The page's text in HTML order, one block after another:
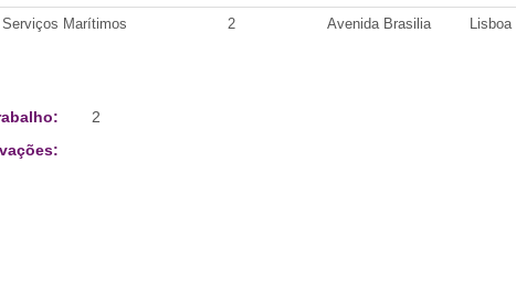
Marítimos
2 Avenida Brasilia Lisboa
2